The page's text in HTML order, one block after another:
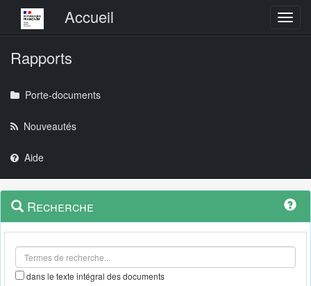
Menu principalAccueil
Rapports
Porte-documents
Nouveautés
Aide
Navigation
outils
Menu
contextuel
Recherche
dans le texte intégral des documents